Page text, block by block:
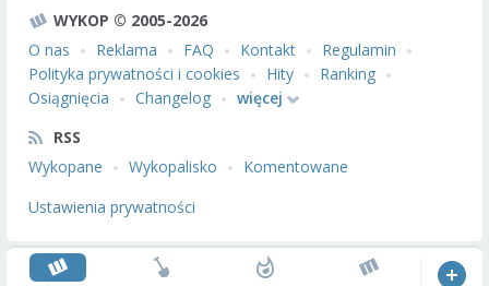
WYKOP © 2005-2026
O nas
Reklama FAQ Kontakt
Regulamin
Polityka prywatności i cookies
Hity
Ranking
Osiągnięcia
Changelog
więcej
RSS
Wykopane
Wykopalisko
Komentowane
Ustawienia prywatności